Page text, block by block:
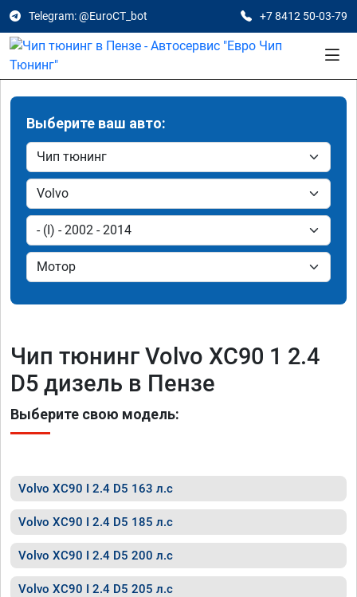
Telegram: @EuroCT_bot +7 8412 50-03-79
Выберите ваш авто:
Чип тюнинг Volvo XC90 1 2.4
D5 дизель в Пензе
Выберите свою модель:
Volvo XC90 I 2.4 D5 163 л.с
Volvo XC90 I 2.4 D5 185 л.с
Volvo XC90 I 2.4 D5 200 л.с
Volvo XC90 I 2.4 D5 205 л.с